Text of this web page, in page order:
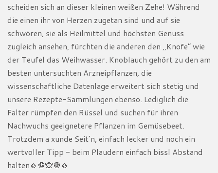
scheiden sich an dieser kleinen weißen Zehe! Während
die einen ihr von Herzen zugetan sind und auf sie
schwören, sie als Heilmittel und höchsten Genuss
zugleich ansehen, fürchten die anderen den ,,Knofe“ wie
der Teufel das Weihwasser. Knoblauch gehört zu den am
besten untersuchten Arzneipflanzen, die
wissenschaftliche Datenlage erweitert sich stetig und
unsere Rezepte-Sammlungen ebenso. Lediglich die
Falter rümpfen den Rüssel und suchen für ihren
Nachwuchs geeignetere Pflanzen im Gemüsebeet.
Trotzdem a xunde Seit’n, einfach lecker und noch ein
wertvoller Tipp - beim Plaudern einfach bissl Abstand
halten🧄🧅🙊🧅🧄